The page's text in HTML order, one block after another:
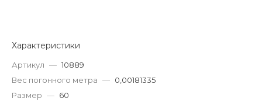
Характеристики
Артикул — 10889
Вес погонного метра — 0,00181335
Размер — 60